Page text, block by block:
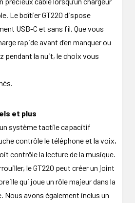
Le boîtier GT220 dispose
USB-C et sans fil. Que vous
rapide avant d’en manquer ou
pendant la nuit, le choix vous
et plus
système tactile capacitif
contrôle le téléphone et la voix,
contrôle la lecture de la musique.
le GT220 peut créer un joint
qui joue un rôle majeur dans la
Nous avons également inclus un